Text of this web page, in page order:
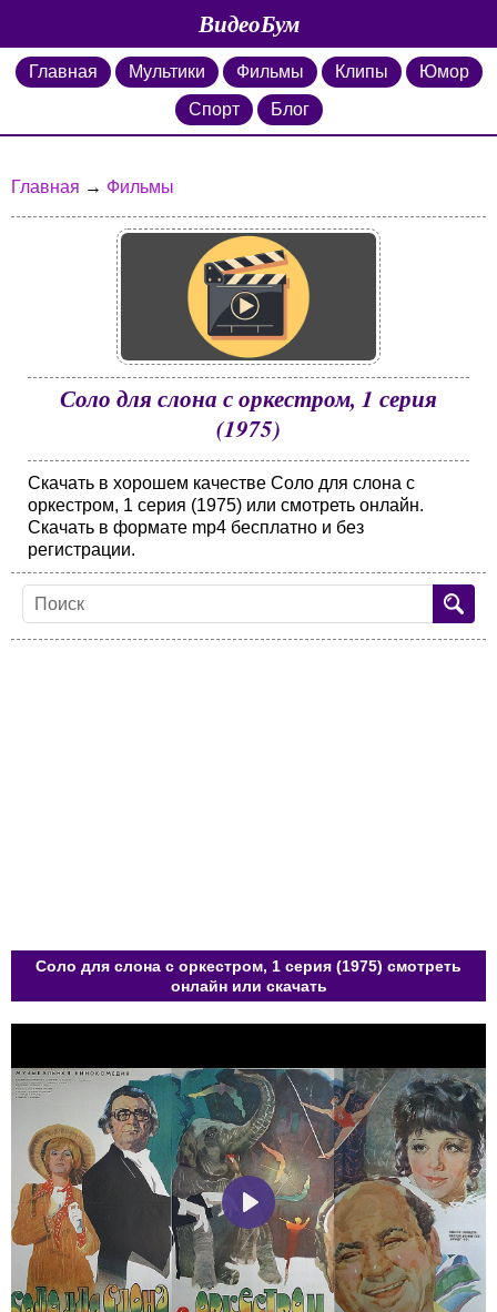
ВидеоБум
Главная Мультики Фильмы Клипы
Юмор
Спорт
Блог
Главная → Фильмы
Соло для слона с оркестром, 1 серия
(1975)
Скачать в хорошем качестве Соло для слона с
оркестром, 1 серия (1975) или смотреть онлайн.
Скачать в формате mp4 бесплатно и без
регистрации.
Соло для слона с оркестром, 1 серия (1975) смотреть
онлайн или скачать
Play